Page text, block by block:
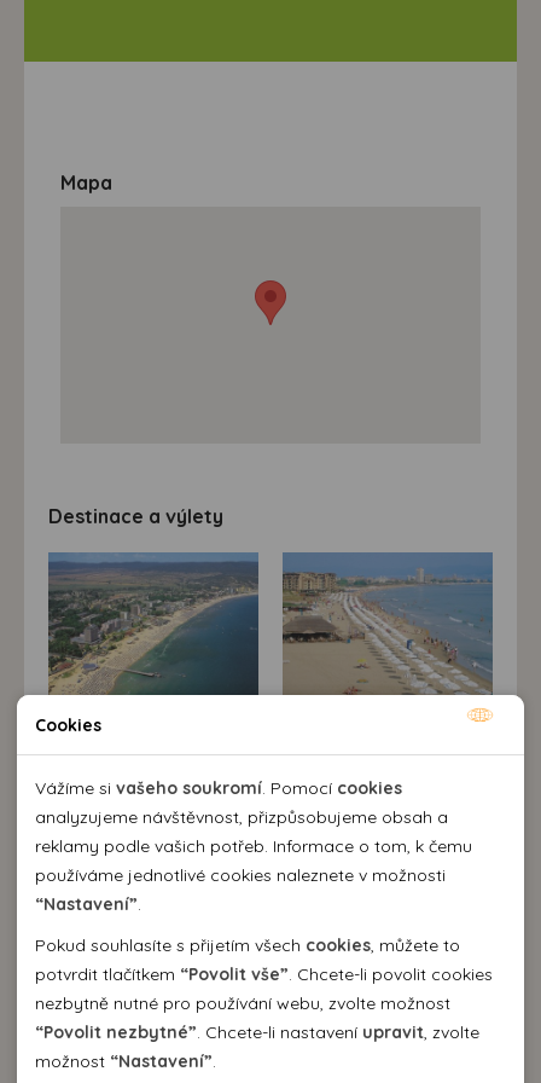
Mapa
Destinace a výlety
Popis destinace
Největší a nejmodernější rekreační
komplexBulharska leží 40 km severně
od Burgasu, 5 km od Nesebru. Cca 5 km
Cookies
Vážíme si vašeho soukromí. Pomocí cookies
analyzujeme návštěvnost, přizpůsobujeme obsah a
reklamy podle vašich potřeb. Informace o tom, k čemu
používáme jednotlivé cookies naleznete v možnosti
“Nastavení”.
Pokud souhlasíte s přijetím všech cookies, můžete to
potvrdit tlačítkem “Povolit vše”. Chcete-li povolit cookies
nezbytně nutné pro používání webu, zvolte možnost
“Povolit nezbytné”. Chcete-li nastavení upravit, zvolte
možnost “Nastavení”.
Nutné cookies pomáhají, aby byla webová stránka
použitelná tak, že umožní základní funkce jako navigace
stránky a přístup k zabezpečeným sekcím webové stránky.
Webová stránka nemůže správně fungovat bez těchto
cookies.
Analytické cookies
Pomocí analytických cookies můžeme měřit návštěvnost
našeho webu, zdroje návštěv, výkon reklam a také jejich
dosah. Takto získaná data zpracováváme anonymně bez
Personální cookies
Personalizační soubory cookies nám umožňují přizpůsobit